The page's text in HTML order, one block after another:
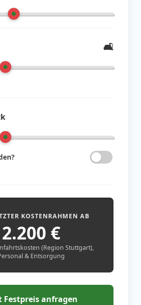
🛋️
KOSTENRAHMEN AB
2.200 €
(Region Stuttgart),
& Entsorgung
Festpreis anfragen